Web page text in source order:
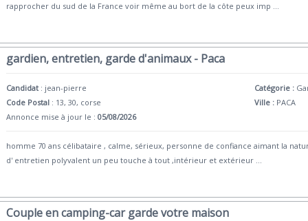
rapprocher du sud de la France voir même au bort de la côte peux imp ...
gardien, entretien, garde d'animaux - Paca
Candidat : jean-pierre
Code Postal : 13, 30, corse
Annonce mise à jour le :05/08/2026
Catégorie :
Ville : PACA
homme 70 ans célibataire , calme, sérieux, personne de confiance aimant la
d' entretien polyvalent un peu touche à tout ,intérieur et extérieur ...
Couple en camping-car garde votre maison